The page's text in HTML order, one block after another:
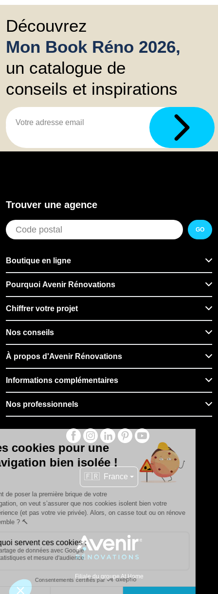
Découvrez
Mon Book Réno 2026,
un catalogue de
conseils et inspirations
Trouver une agence
GO
Boutique en ligne
Pourquoi Avenir Rénovations
Chiffrer votre projet
Nos conseils
À propos d'Avenir Rénovations
Informations complémentaires
Nos professionnels
🇫🇷 France
Filiale du groupe At Home